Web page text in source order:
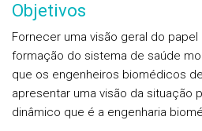
Objetivos
Fornecer uma visão geral do
formação do sistema de saúde
que os engenheiros biomédicos
apresentar uma visão da situação
dinâmico que é a engenharia